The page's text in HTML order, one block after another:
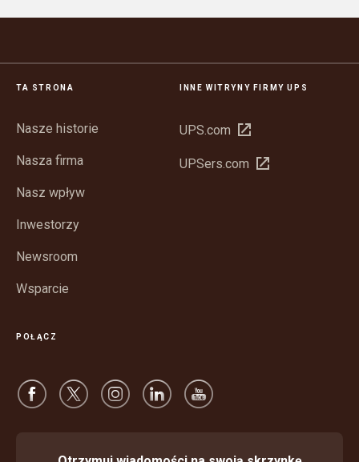
TA STRONA
Nasze historie
Nasza firma
Nasz wpływ
Inwestorzy
Newsroom
Wsparcie
INNE WITRYNY FIRMY UPS
UPS.com Otwórz
nowym
UPSers.com Otwórz
POŁĄCZ